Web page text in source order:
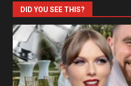
DID YOU SEE THIS?